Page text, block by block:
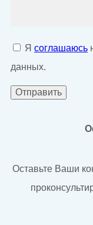
Я соглашаюсь
данных.
Оставьте Ваши